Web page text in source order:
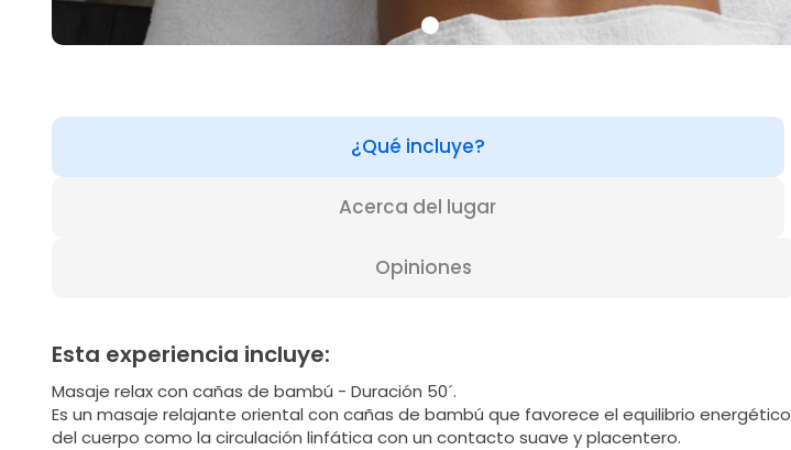
¿Qué incluye?
Acerca del lugar
Opiniones
Esta experiencia incluye:
Masaje relax con cañas de bambú - Duración 50´.
Es un masaje relajante oriental con cañas de bambú que favorece el equilibrio energético
del cuerpo como la circulación linfática con un contacto suave y placentero.